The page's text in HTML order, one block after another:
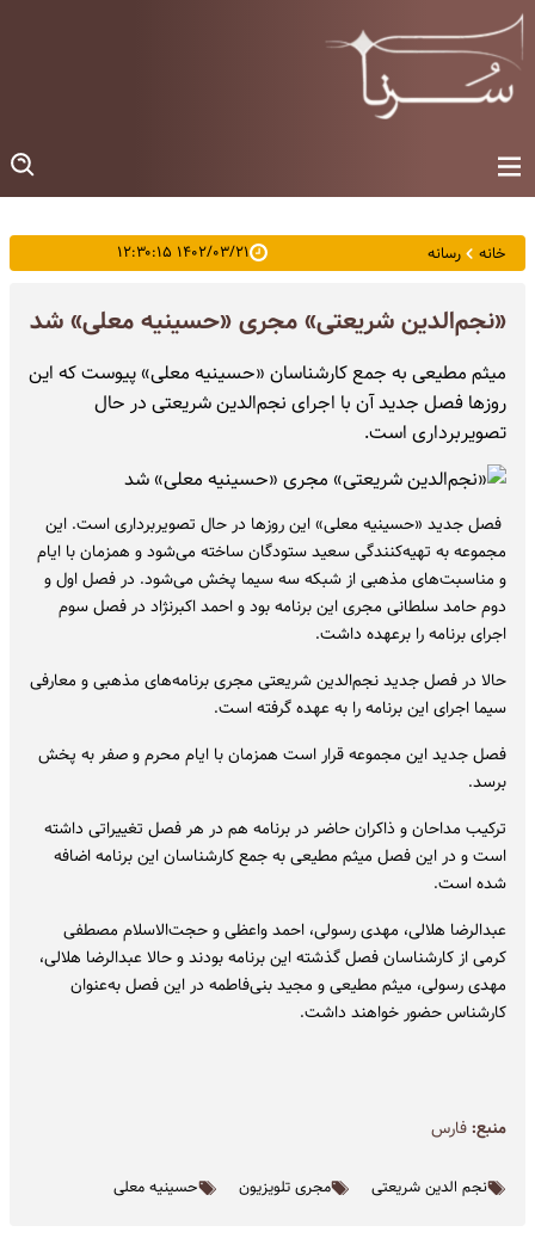
خانه رسانه ۱۴۰۲/۰۳/۲۱ ۱۲:۳۰:۱۵
«نجم‌الدین شریعتی» مجری «حسینیه معلی» شد
میثم مطیعی به جمع کارشناسان «حسینیه معلی» پیوست که این
روزها فصل جدید آن با اجرای نجم‌الدین شریعتی در حال
تصویربرداری است.
فصل جدید «حسینیه معلی» این روزها در حال تصویربرداری است. این
مجموعه به تهیه‌کنندگی سعید ستودگان ساخته می‌شود و همزمان با ایام
و مناسبت‌های مذهبی از شبکه سه سیما پخش می‌شود. در فصل اول و
دوم حامد سلطانی مجری این برنامه بود و احمد اکبرنژاد در فصل سوم
اجرای برنامه را برعهده داشت.
حالا در فصل جدید نجم‌الدین شریعتی مجری برنامه‌های مذهبی و معارفی
سیما اجرای این برنامه را به عهده گرفته است.
فصل جدید این مجموعه قرار است همزمان با ایام محرم و صفر به پخش
برسد.
ترکیب مداحان و ذاکران حاضر در برنامه هم در هر فصل تغییراتی داشته
است و در این فصل میثم مطیعی به جمع کارشناسان این برنامه اضافه
شده است.
عبدالرضا هلالی، مهدی رسولی، احمد واعظی و حجت‌الاسلام مصطفی
کرمی از کارشناسان فصل گذشته این برنامه بودند و حالا عبدالرضا هلالی،
مهدی رسولی، میثم مطیعی و مجید بنی‌فاطمه در این فصل به‌عنوان
کارشناس حضور خواهند داشت.
منبع:فارس
نجم الدین شریعتی مجری تلویزیون حسینیه معلی